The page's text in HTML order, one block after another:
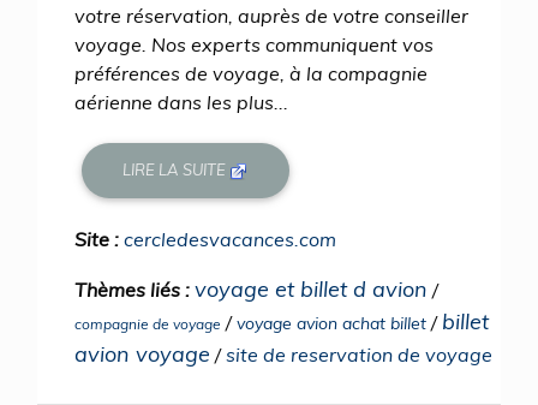
votre réservation, auprès de votre conseiller
voyage. Nos experts communiquent vos
préférences de voyage, à la compagnie
aérienne dans les plus...
LIRE LA SUITE
Site : cercledesvacances.com
Thèmes liés : voyage et billet d avion /
compagnie de voyage /voyage avion achat billet / billet
avion voyage /site de reservation de voyage